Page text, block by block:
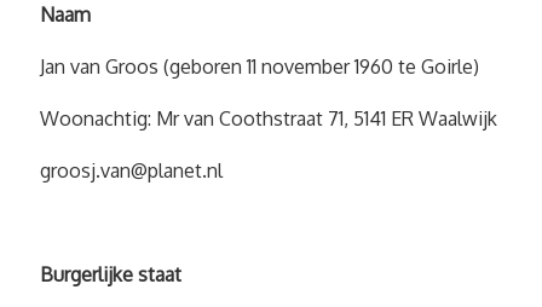
Naam
Jan van Groos (geboren 11 november 1960 te Goirle)
Woonachtig: Mr van Coothstraat 71, 5141 ER Waalwijk
groosj.van@planet.nl
Burgerlijke staat